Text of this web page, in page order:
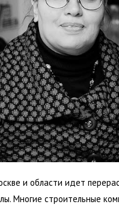
и области идет
Многие строительные